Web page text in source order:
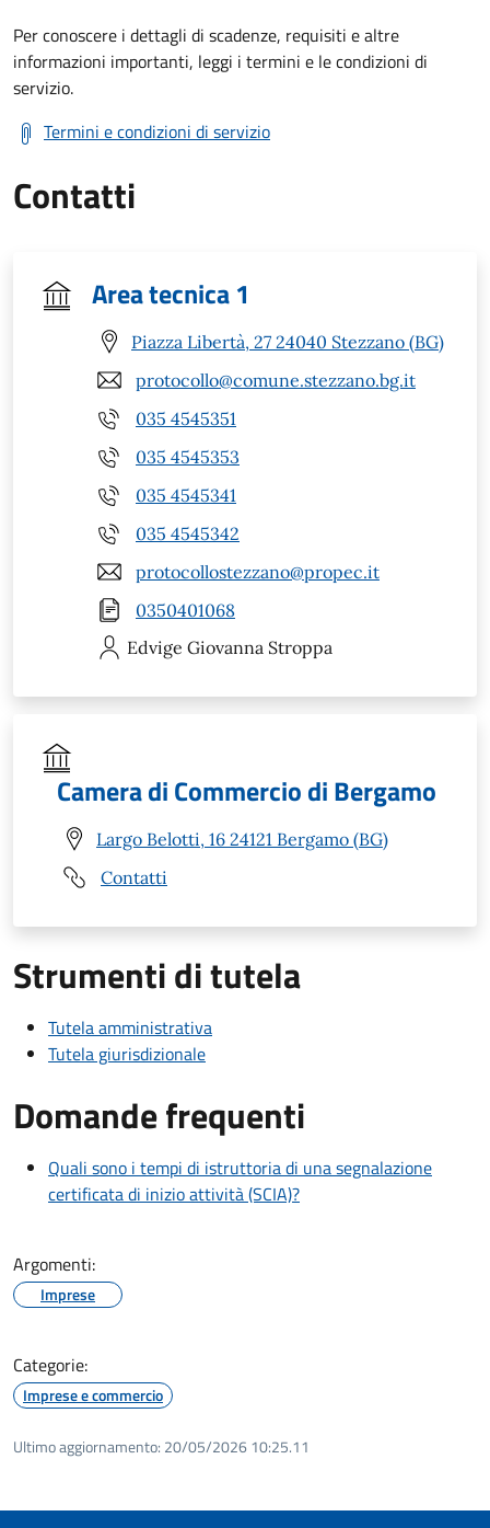
Per conoscere i dettagli di scadenze, requisiti e altre
informazioni importanti, leggi i termini e le condizioni di
servizio.
Termini e condizioni di servizio
Contatti
Area tecnica 1
Piazza Libertà, 27 24040 Stezzano (BG)
protocollo@comune.stezzano.bg.it
035 4545351
035 4545353
035 4545341
035 4545342
protocollostezzano@propec.it
0350401068
Edvige Giovanna Stroppa
Camera di Commercio di Bergamo
Largo Belotti, 16 24121 Bergamo (BG)
Contatti
Strumenti di tutela
Tutela amministrativa
Tutela giurisdizionale
Domande frequenti
Quali sono i tempi di istruttoria di una segnalazione
certificata di inizio attività (SCIA)?
Argomenti:
Imprese
Categorie:
Imprese e commercio
Ultimo aggiornamento: 20/05/2026 10:25.11